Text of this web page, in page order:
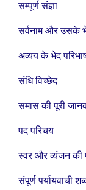
सम्पूर्ण संज्ञा
सर्वनाम और उसके
अव्यय के भेद
संधि विच्छेद
समास की पूरी
पद परिचय
स्वर और व्यंजन की
संपूर्ण पर्यायवाची